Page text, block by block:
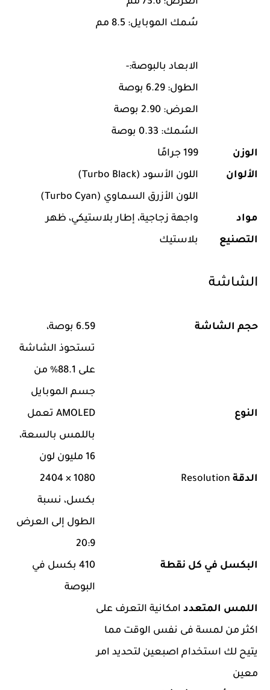
سُمك الموبايل: 8.5 مم
الابعاد بالبوصة:-
الطول: 6.29 بوصة
العرض: 2.90 بوصة
السُمك: 0.33 بوصة
الوزن
199 جرامًا
الألوان
اللون الأسود (Turbo Black)
اللون الأزرق السماوي (Turbo Cyan)
مواد
التصنيع
واجهة زجاجية، إطار بلاستيكي، ظهر
بلاستيك
الشاشة
حجم الشاشة
6.59 بوصة،
تستحوذ الشاشة
على 88.1% من
جسم الموبايل
النوع
AMOLED تعمل
باللمس بالسعة،
16 مليون لون
الدقة Resolution
1080 × 2404
بكسل، نسبة
الطول إلى العرض
20:9
البكسل في كل نقطة
410 بكسل في
البوصة
اللمس المتعدد امكانية التعرف على
اكثر من لمسة فى نفس الوقت مما
يتيح لك استخدام اصبعين لتحديد امر
معين